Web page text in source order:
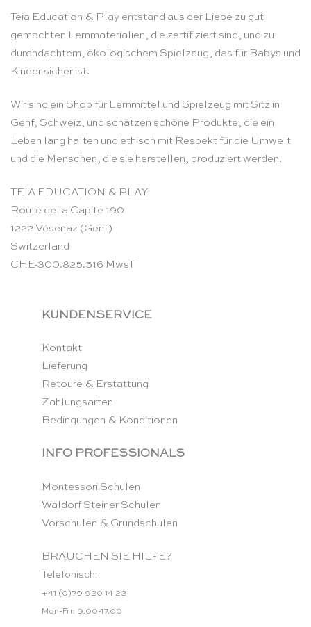
Teia Education & Play entstand aus der Liebe zu gut
gemachten Lernmaterialien, die zertifiziert sind, und zu
durchdachtem, ökologischem Spielzeug, das für Babys und
Kinder sicher ist.
Wir sind ein Shop für Lernmittel und Spielzeug mit Sitz in
Genf, Schweiz, und schätzen schöne Produkte, die ein
Leben lang halten und ethisch mit Respekt für die Umwelt
und die Menschen, die sie herstellen, produziert werden.
TEIA EDUCATION & PLAY
Route de la Capite 190
1222 Vésenaz (Genf)
Switzerland
CHE-300.825.516 MwsT
KUNDENSERVICE
Kontakt
Lieferung
Retoure & Erstattung
Zahlungsarten
Bedingungen & Konditionen
INFO PROFESSIONALS
Montessori Schulen
Waldorf Steiner Schulen
Vorschulen & Grundschulen
BRAUCHEN SIE HILFE?
Telefonisch:
+41 (0)79 920 14 23
Mon-Fri: 9.00-17.00